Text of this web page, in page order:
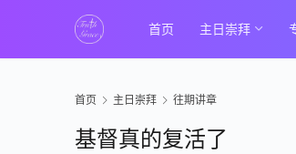
首页 主日崇拜
首页 主日崇拜 往期讲章
基督真的复活了